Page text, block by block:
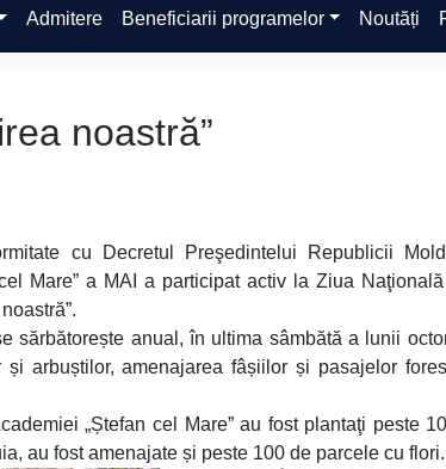
Admitere Beneficiarii programelor Noutăți
noastră”
cu Decretul Preşedintelui Republicii
Mare” a MAI a participat activ la Ziua
sărbătorește anual, în ultima sâmbătă a lunii
arbuștilor, amenajarea fâșiilor și pasajelor
„Ștefan cel Mare” au fost plantaţi peste
au fost amenajate și peste 100 de parcele cu flori.